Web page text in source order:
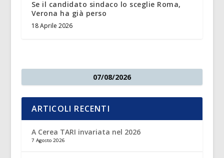
Se il candidato sindaco lo sceglie Roma,
Verona ha già perso
18 Aprile 2026
07/08/2026
ARTICOLI RECENTI
A Cerea TARI invariata nel 2026
7 Agosto 2026